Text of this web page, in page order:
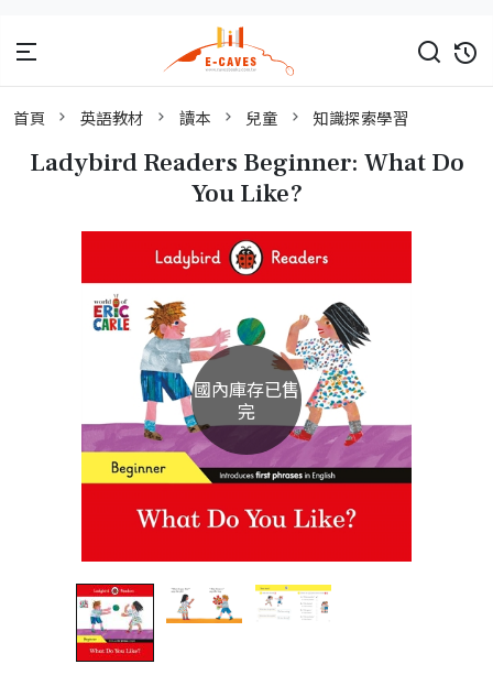
首頁 英語教材 讀本 兒童 知識探索學習
Ladybird Readers Beginner: What Do
You Like?
國內庫存已售
完